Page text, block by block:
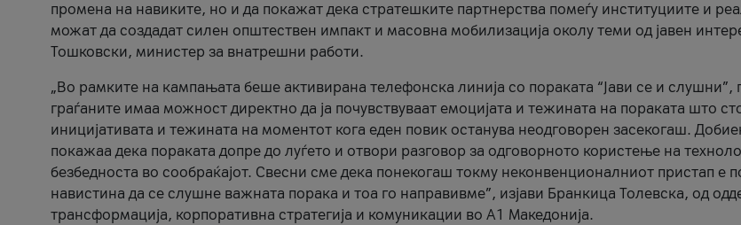
промена на навиките, но и да покажат дека стратешките партнерства помеѓу институциите и
можат да создадат силен општествен импакт и масовна мобилизација околу теми од јавен
Тошковски, министер за внатрешни работи.
„Во рамките на кампањата беше активирана телефонска линија со пораката “Јави се и слушни”,
граѓаните имаа можност директно да ја почувствуваат емоцијата и тежината на пораката што
иницијативата и тежината на моментот кога еден повик останува неодговорен засекогаш.
покажаа дека пораката допре до луѓето и отвори разговор за одговорното користење на
безбедноста во сообраќајот. Свесни сме дека понекогаш токму неконвенционалниот пристап е
навистина да се слушне важната порака и тоа го направивме”, изјави Бранкица Толевска, од
трансформација, корпоративна стратегија и комуникации во А1 Македонија.